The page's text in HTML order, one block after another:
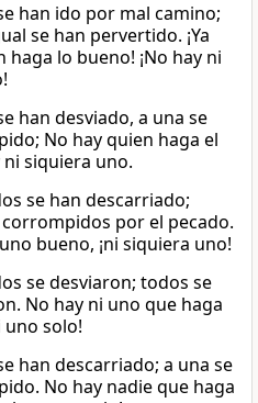
han ido por mal camino;
se han pervertido. ¡Ya
haga lo bueno! ¡No hay ni
han desviado, a una se
No hay quien haga el
siquiera uno.
se han descarriado;
por el pecado.
bueno, ¡ni siquiera uno!
se desviaron; todos se
No hay ni uno que haga
uno solo!
han descarriado; a una se
No hay nadie que haga